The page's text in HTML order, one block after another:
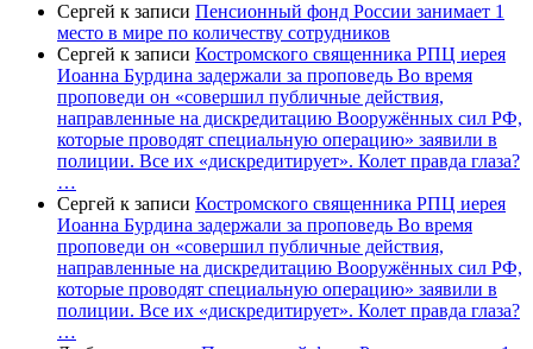
Сергей к записи Пенсионный фонд России занимает 1
место в мире по количеству сотрудников
Сергей к записи Костромского священника РПЦ иерея
Иоанна Бурдина задержали за проповедь Во время
проповеди он «совершил публичные действия,
направленные на дискредитацию Вооружённых сил РФ,
которые проводят специальную операцию» заявили в
полиции. Все их «дискредитирует». Колет правда глаза?
…
Сергей к записи Костромского священника РПЦ иерея
Иоанна Бурдина задержали за проповедь Во время
проповеди он «совершил публичные действия,
направленные на дискредитацию Вооружённых сил РФ,
которые проводят специальную операцию» заявили в
полиции. Все их «дискредитирует». Колет правда глаза?
…